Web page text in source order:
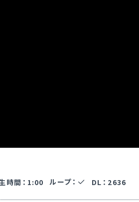
時間 ： 1:00 ループ ： DL ： 2636